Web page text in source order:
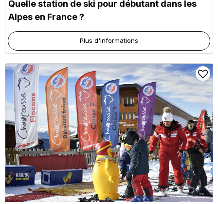
Quelle station de ski pour débutant dans les
Alpes en France ?
Plus d'informations